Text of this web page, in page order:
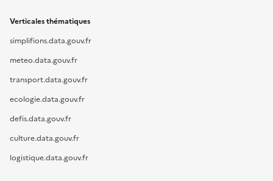
Verticales thématiques
simplifions.data.gouv.fr
meteo.data.gouv.fr
transport.data.gouv.fr
ecologie.data.gouv.fr
defis.data.gouv.fr
culture.data.gouv.fr
logistique.data.gouv.fr